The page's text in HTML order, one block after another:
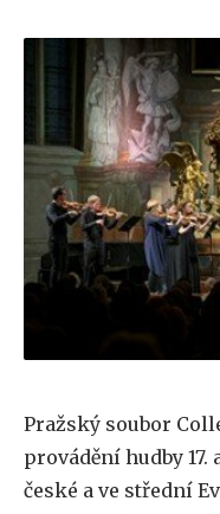
Pražský soubor
provádění hudby 17.
české a ve střední